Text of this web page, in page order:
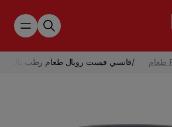
/فانسي فيست رويال طعام رطب